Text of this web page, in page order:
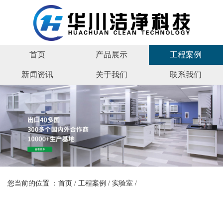
首页 产品展示 工程案例
新闻资讯 关于我们 联系我们
您当前的位置 ： 首页 / 工程案例 / 实验室 /